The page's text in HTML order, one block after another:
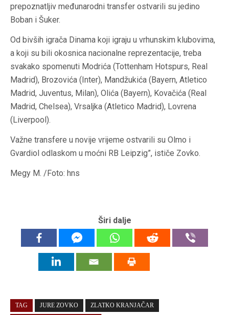
prepoznatljiv međunarodni transfer ostvarili su jedino
Boban i Šuker.
Od bivših igrača Dinama koji igraju u vrhunskim klubovima,
a koji su bili okosnica nacionalne reprezentacije, treba
svakako spomenuti Modrića (Tottenham Hotspurs, Real
Madrid), Brozovića (Inter), Mandžukića (Bayern, Atletico
Madrid, Juventus, Milan), Olića (Bayern), Kovačića (Real
Madrid, Chelsea), Vrsaljka (Atletico Madrid), Lovrena
(Liverpool).
Važne transfere u novije vrijeme ostvarili su Olmo i
Gvardiol odlaskom u moćni RB Leipzig”, ističe Zovko.
Megy M. /Foto: hns
Širi dalje
TAG JURE ZOVKO ZLATKO KRANJAČAR